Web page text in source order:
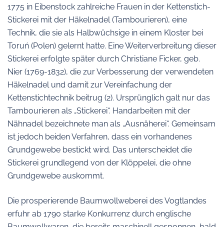
1775 in Eibenstock zahlreiche Frauen in der Kettenstich-
Stickerei mit der Häkelnadel (Tambourieren), eine
Technik, die sie als Halbwüchsige in einem Kloster bei
Toruń (Polen) gelernt hatte. Eine Weiterverbreitung dieser
Stickerei erfolgte später durch Christiane Ficker, geb.
Nier (1769-1832), die zur Verbesserung der verwendeten
Häkelnadel und damit zur Vereinfachung der
Kettenstichtechnik beitrug (2). Ursprünglich galt nur das
Tambourieren als „Stickerei“. Handarbeiten mit der
Nähnadel bezeichnete man als „Ausnäherei“. Gemeinsam
ist jedoch beiden Verfahren, dass ein vorhandenes
Grundgewebe bestickt wird. Das unterscheidet die
Stickerei grundlegend von der Klöppelei, die ohne
Grundgewebe auskommt.
Die prosperierende Baumwollweberei des Vogtlandes
erfuhr ab 1790 starke Konkurrenz durch englische